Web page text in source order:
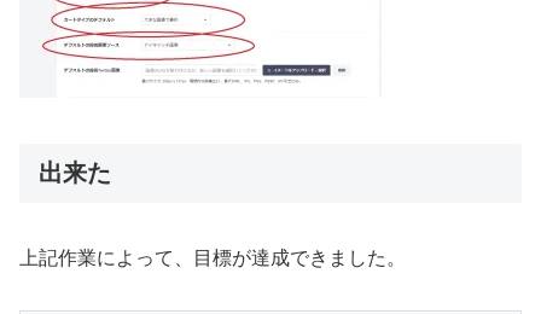
出来た
上記作業によって、目標が達成できました。